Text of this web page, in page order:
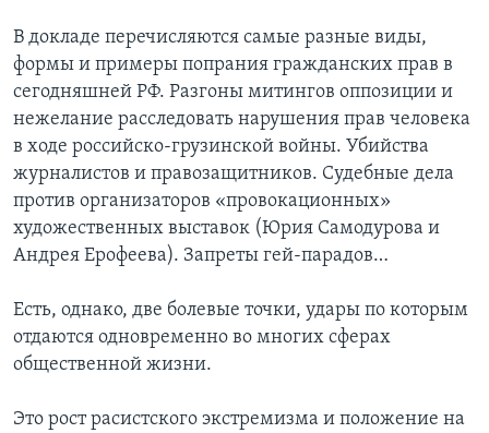
В докладе перечисляются самые разные виды,
формы и примеры попрания гражданских прав в
сегодняшней РФ. Разгоны митингов оппозиции и
нежелание расследовать нарушения прав человека
в ходе российско-грузинской войны. Убийства
журналистов и правозащитников. Судебные дела
против организаторов «провокационных»
художественных выставок (Юрия Самодурова и
Андрея Ерофеева). Запреты гей-парадов…
Есть, однако, две болевые точки, удары по которым
отдаются одновременно во многих сферах
общественной жизни.
Это рост расистского экстремизма и положение на